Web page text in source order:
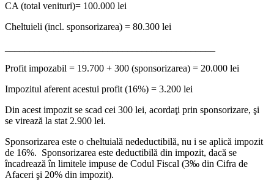
CA (total venituri)= 100.000 lei
Cheltuieli (incl. sponsorizarea) = 80.300 lei
Profit impozabil = 19.700 + 300 (sponsorizarea) = 20.000 lei
Impozitul aferent acestui profit (16%) = 3.200 lei
Din acest impozit se scad cei 300 lei, acordaţi prin sponsorizare, şi
se virează la stat 2.900 lei.
Sponsorizarea este o cheltuială nedeductibilă, nu i se aplică impozit
de 16%. Sponsorizarea este deductibilă din impozit, dacă se
încadrează în limitele impuse de Codul Fiscal (3‰ din Cifra de
Afaceri şi 20% din impozit).